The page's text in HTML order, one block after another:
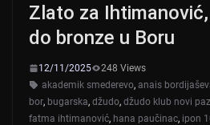
Zlato za
do bronze u Boru
12/11/2025
248 Views
akademik smederevo, anais
bor, bugarska, džudo, džudo klub novi
fatma ihtimanović, hana paučinac, ipon